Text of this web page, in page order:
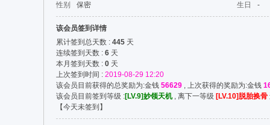
性别 保密 生日 -
该会员签到详情
累计签到总天数 : 445 天
连续签到天数 : 6 天
本月签到天数 : 0 天
上次签到时间 : 2019-08-29 12:20
该会员目前获得的总奖励为:金钱 56629 , 上次获得的奖励为:金钱
该会员目前签到等级 :[LV.9]妙领天机, 离下一等级 [LV.10]脱胎换骨
【今天未签到 】